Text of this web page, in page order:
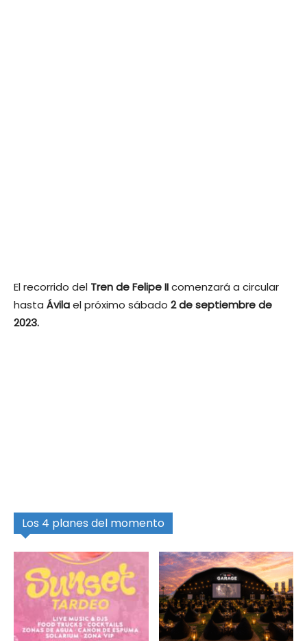
El recorrido del Tren de Felipe IIcomenzará a circular
hasta Ávilael próximo sábado 2 de septiembre de
2023.
Los 4 planes del momento